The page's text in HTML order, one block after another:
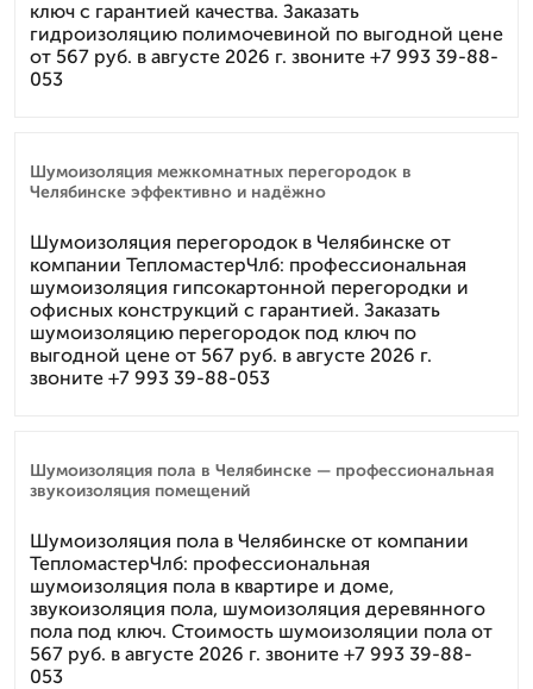
ключ с гарантией качества. Заказать
гидроизоляцию полимочевиной по выгодной цене
от 567 руб. в августе 2026 г. звоните +7 993 39-88-
053
Шумоизоляция межкомнатных перегородок в
Челябинске эффективно и надёжно
Шумоизоляция перегородок в Челябинске от
компании ТепломастерЧлб: профессиональная
шумоизоляция гипсокартонной перегородки и
офисных конструкций с гарантией. Заказать
шумоизоляцию перегородок под ключ по
выгодной цене от 567 руб. в августе 2026 г.
звоните +7 993 39-88-053
Шумоизоляция пола в Челябинске — профессиональная
звукоизоляция помещений
Шумоизоляция пола в Челябинске от компании
ТепломастерЧлб: профессиональная
шумоизоляция пола в квартире и доме,
звукоизоляция пола, шумоизоляция деревянного
пола под ключ. Стоимость шумоизоляции пола от
567 руб. в августе 2026 г. звоните +7 993 39-88-
053